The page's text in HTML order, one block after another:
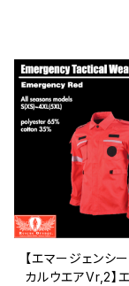
【エマージェンシ
カルウエアVr,2】